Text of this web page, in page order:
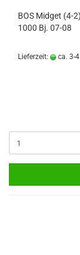
BOS Midget (4-
1000 Bj. 07-08
Lieferzeit: ca. 3-